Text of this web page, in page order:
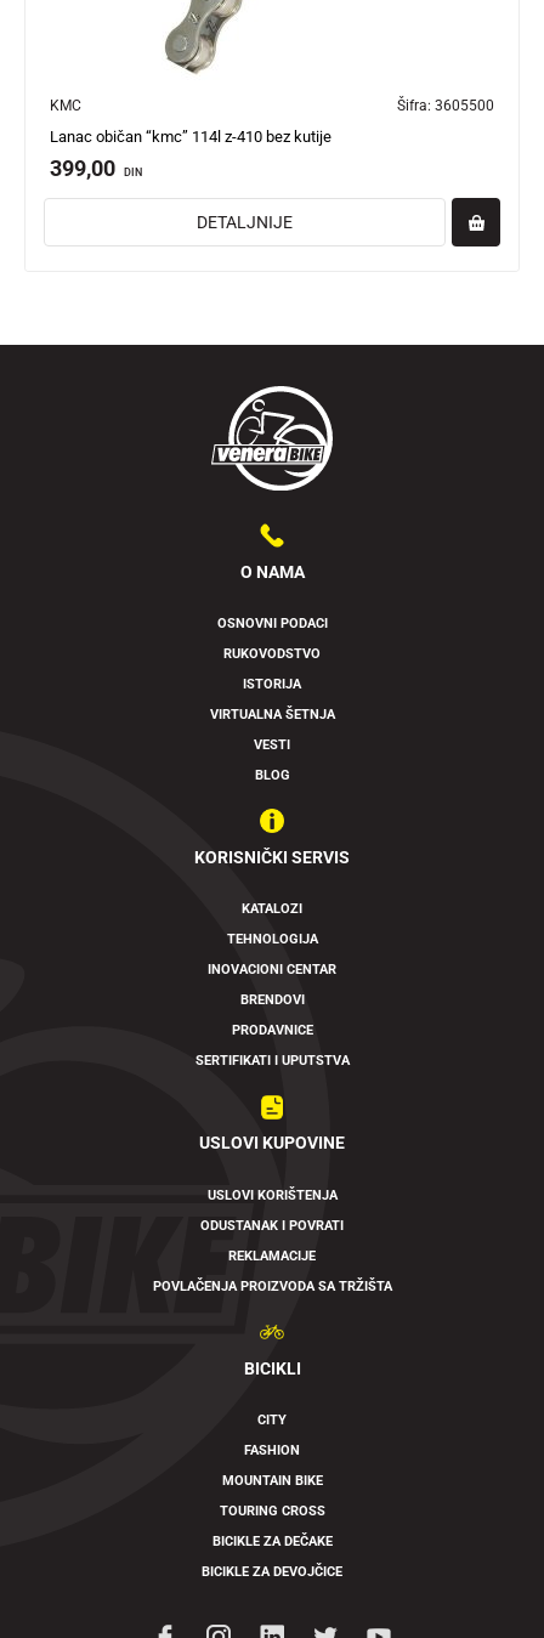
KMC Šifra: 3605500
Lanac običan “kmc” 114l z-410 bez kutije
399,00 DIN
DETALJNIJE
O NAMA
OSNOVNI PODACI
RUKOVODSTVO
ISTORIJA
VIRTUALNA ŠETNJA
VESTI
BLOG
KORISNIČKI SERVIS
KATALOZI
TEHNOLOGIJA
INOVACIONI CENTAR
BRENDOVI
PRODAVNICE
SERTIFIKATI I UPUTSTVA
USLOVI KUPOVINE
USLOVI KORIŠTENJA
ODUSTANAK I POVRATI
REKLAMACIJE
POVLAČENJA PROIZVODA SA TRŽIŠTA
BICIKLI
CITY
FASHION
MOUNTAIN BIKE
TOURING CROSS
BICIKLE ZA DEČAKE
BICIKLE ZA DEVOJČICE